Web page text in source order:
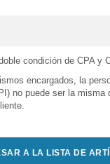
condición de CPA y
encargados, la
no puede ser la misma
A LA LISTA DE